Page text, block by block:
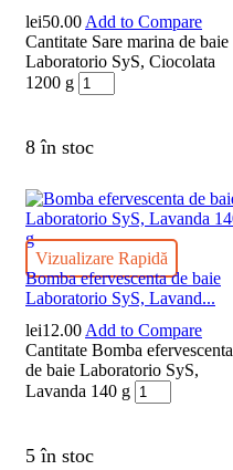
lei50.00 Add to Compare
Cantitate Sare marina de baie
Laboratorio SyS, Ciocolata
1200 g
8 în stoc
Vizualizare Rapidă
Bomba efervescenta de baie
Laboratorio SyS, Lavand...
lei12.00 Add to Compare
Cantitate Bomba efervescenta
de baie Laboratorio SyS,
Lavanda 140 g
5 în stoc